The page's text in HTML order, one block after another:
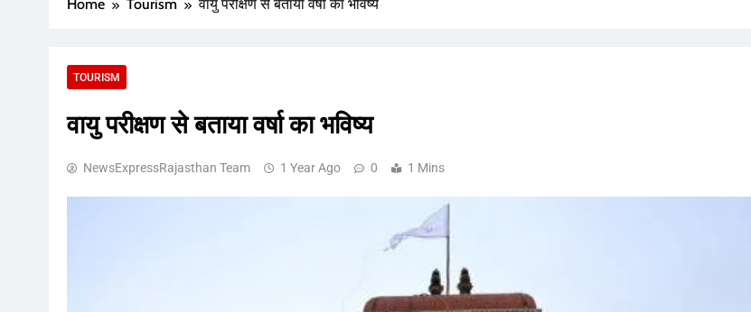
Home Tourism वायु परीक्षण से बताया वर्षा का भविष्य
TOURISM
वायु परीक्षण से बताया वर्षा का भविष्य
NewsExpressRajasthan Team 1 Year Ago 0 1 Mins